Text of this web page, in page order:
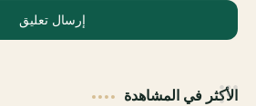
إرسال تعليق
الأكثر في المشاهدة